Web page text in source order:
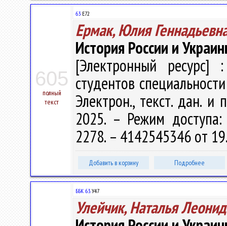
605
полный
текст
63 Е72
Ермак, Юлия
История России и
[Электронный ресурс]
студентов
Электрон., текст. дан.
2025. – Режим
2278. – 4142545346 от
Добавить в корзину Подробнее
ББК 63.У47
Улейчик, Наталья